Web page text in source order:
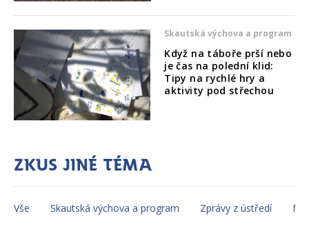
Skautská výchova a program
Když na táboře prší nebo
je čas na polední klid:
Tipy na rychlé hry a
aktivity pod střechou
Zkus jiné téma
Vše Skautská výchova a program Zprávy z ústředí